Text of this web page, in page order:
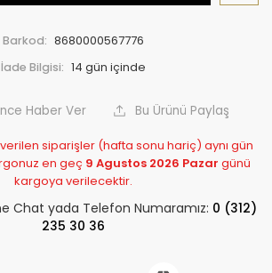
Barkod: 8680000567776
İade Bilgisi:
Haber Ver Bu Ürünü Paylaş
siparişler (hafta sonu hariç) aynı gün
en geç 9 Agustos 2026 Pazar günü
kargoya verilecektir.
Chat yada Telefon Numaramız: 0 (312)
235 30 36